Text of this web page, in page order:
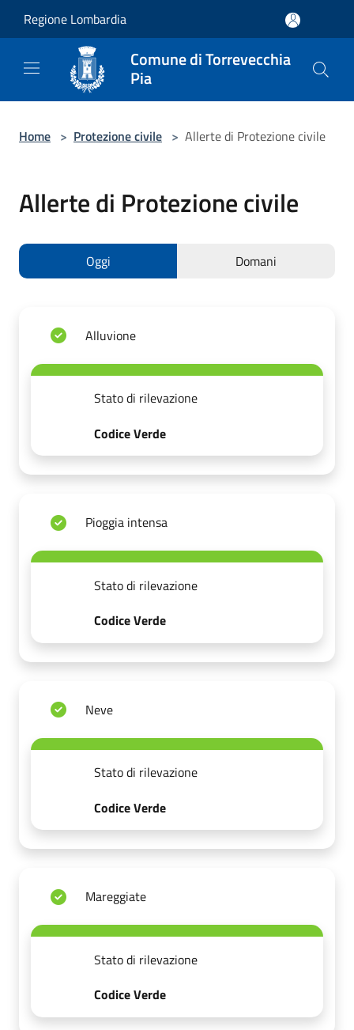
Regione Lombardia
Comune di Torrevecchia
Pia
Home > Protezione civile > Allerte di Protezione civile
Allerte di Protezione civile
Oggi Domani
Alluvione
Stato di rilevazione
Codice Verde
Pioggia intensa
Stato di rilevazione
Codice Verde
Neve
Stato di rilevazione
Codice Verde
Mareggiate
Stato di rilevazione
Codice Verde